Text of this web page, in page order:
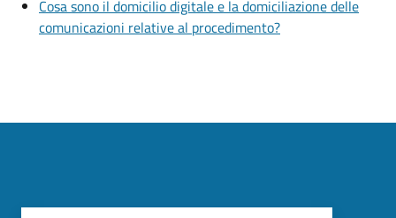
Cosa sono il domicilio digitale e la domiciliazione delle
comunicazioni relative al procedimento?